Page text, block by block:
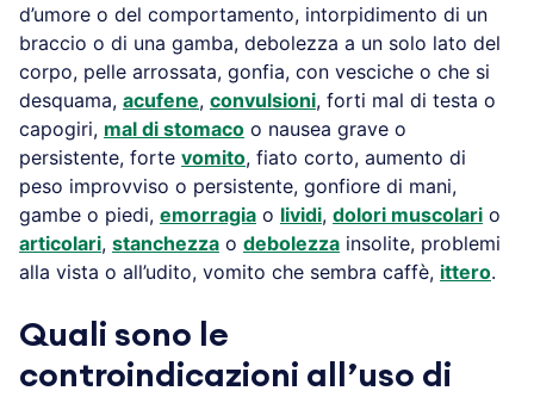
d’umore o del comportamento, intorpidimento di un
braccio o di una gamba, debolezza a un solo lato del
corpo, pelle arrossata, gonfia, con vesciche o che si
desquama, acufene, convulsioni, forti mal di testa o
capogiri, mal di stomaco o nausea grave o
persistente, forte vomito, fiato corto, aumento di
peso improvviso o persistente, gonfiore di mani,
gambe o piedi, emorragia o lividi, dolori muscolari o
articolari, stanchezza o debolezza insolite, problemi
alla vista o all’udito, vomito che sembra caffè, ittero.
Quali sono le
controindicazioni all’uso di